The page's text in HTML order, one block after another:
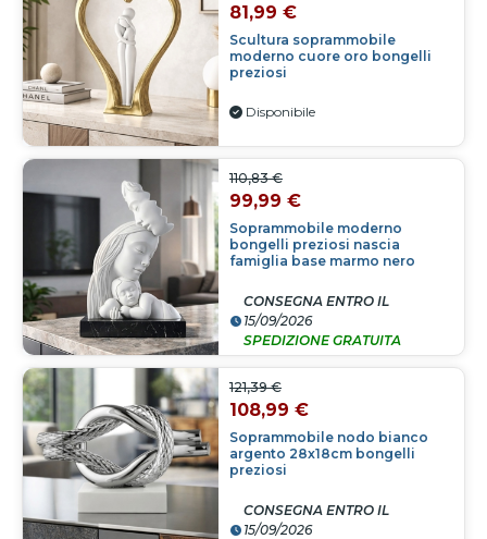
Scultura soprammobile
moderno cuore oro bongelli
preziosi
81,99 €
Disponibile
Soprammobile moderno
bongelli preziosi nascia
famiglia base marmo nero
110,83 €
99,99 €
CONSEGNA ENTRO IL
15/09/2026
SPEDIZIONE GRATUITA
Soprammobile nodo bianco
argento 28x18cm bongelli
preziosi
121,39 €
108,99 €
CONSEGNA ENTRO IL
15/09/2026